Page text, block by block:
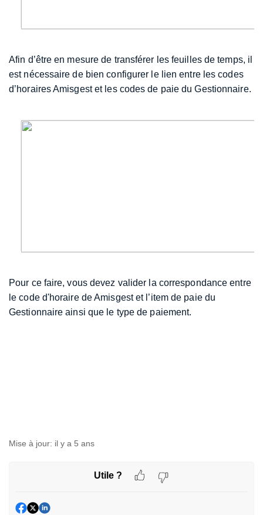
Afin d’être en mesure de transférer les feuilles de temps, il
est nécessaire de bien configurer le lien entre les codes
d’horaires Amisgest et les codes de paie du Gestionnaire.
Pour ce faire, vous devez valider la correspondance entre
le code d'horaire de Amisgest et l’item de paie du
Gestionnaire ainsi que le type de paiement.
Mise à jour: il y a 5 ans
Utile ?